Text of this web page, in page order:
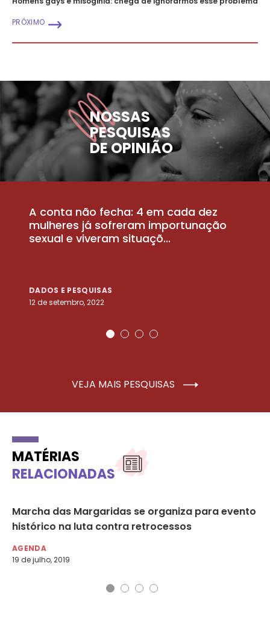
PRÓXIMO
NOSSAS
PESQUISAS
DE OPINIÃO
A conta não fecha: 4 em cada dez
mulheres já sofreram importunação
sexual e viveram situaçõ...
DADOS E PESQUISAS
12 de setembro, 2022
VEJA MAIS PESQUISAS
MATÉRIAS
RELACIONADAS
Marcha das Margaridas se organiza para evento
histórico na luta contra retrocessos
AGENDA
19 de julho, 2019